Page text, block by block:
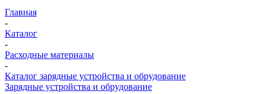
Главная
-
Каталог
-
Расходные материалы
-
Каталог зарядные устройства и обрудование
Зарядные устройства и обрудование